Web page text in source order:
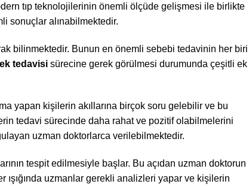
tıp teknolojilerinin önemli ölçüde gelişmesi ile birlikte
sonuçlar alınabilmektedir.
bilinmektedir. Bunun en önemli sebebi tedavinin her biri
tedavisi sürecine gerek görülmesi durumunda çeşitli ek
yapan kişilerin akıllarına birçok soru gelebilir ve bu
tedavi sürecinde daha rahat ve pozitif olabilmelerini
uzman doktorlarca verilebilmektedir.
tespit edilmesiyle başlar. Bu açıdan uzman doktorun
ışığında uzmanlar gerekli analizleri yapar ve kişilerin